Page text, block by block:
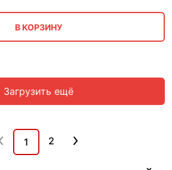
В КОРЗИНУ
Загрузить ещё
1 2